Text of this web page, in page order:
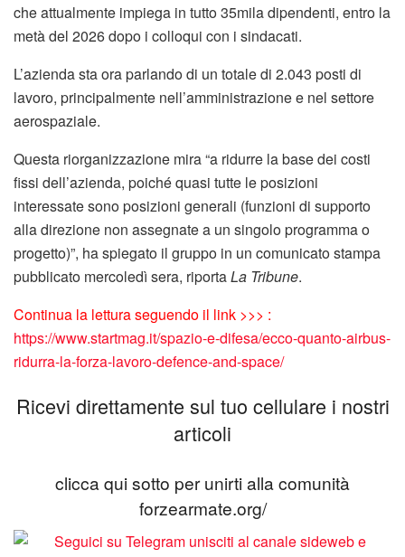
che attualmente impiega in tutto 35mila dipendenti, entro la
metà del 2026 dopo i colloqui con i sindacati.
L’azienda sta ora parlando di un totale di 2.043 posti di
lavoro, principalmente nell’amministrazione e nel settore
aerospaziale.
Questa riorganizzazione mira “a ridurre la base dei costi
fissi dell’azienda, poiché quasi tutte le posizioni
interessate sono posizioni generali (funzioni di supporto
alla direzione non assegnate a un singolo programma o
progetto)”, ha spiegato il gruppo in un comunicato stampa
pubblicato mercoledì sera, riportaLa Tribune.
Continua la lettura seguendo il link >>> :
https://www.startmag.it/spazio-e-difesa/ecco-quanto-airbus-
ridurra-la-forza-lavoro-defence-and-space/
Ricevi direttamente sul tuo cellulare i nostri
articoli
clicca qui sotto per unirti alla comunità
forzearmate.org/